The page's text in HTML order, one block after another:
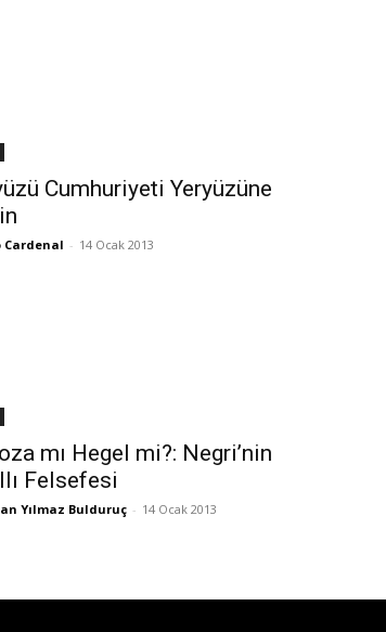
Cumhuriyeti Yeryüzüne
Cardenal - 14 Ocak 2013
mı Hegel mi?: Negri’nin
Felsefesi
Yılmaz Bulduruç - 14 Ocak 2013